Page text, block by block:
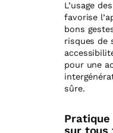
L’usage
favorise
bons
risques de
pour une
sûre.
Pratique